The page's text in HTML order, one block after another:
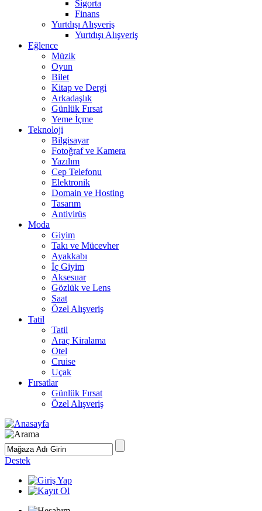
Sigorta
Finans
Yurtdışı Alışveriş
Yurtdışı Alışveriş
Eğlence
Müzik
Oyun
Bilet
Kitap ve Dergi
Arkadaşlık
Günlük Fırsat
Yeme İçme
Teknoloji
Bilgisayar
Fotoğraf ve Kamera
Yazılım
Cep Telefonu
Elektronik
Domain ve Hosting
Tasarım
Antivirüs
Moda
Giyim
Takı ve Mücevher
Ayakkabı
İç Giyim
Aksesuar
Gözlük ve Lens
Saat
Özel Alışveriş
Tatil
Tatil
Araç Kiralama
Otel
Cruise
Uçak
Fırsatlar
Günlük Fırsat
Özel Alışveriş
Destek